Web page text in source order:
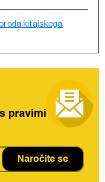
kitajskega
pravimi
Naročite se